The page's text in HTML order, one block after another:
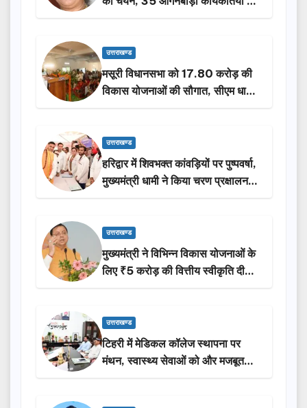
होंगी सम्मानित…
उत्तराखण्ड
मसूरी विधानसभा को 17.80 करोड़ की
विकास योजनाओं की सौगात, सीएम धामी
ने किया लोकार्पण-शिलान्यास.
उत्तराखण्ड
हरिद्वार में शिवभक्त कांवड़ियों पर पुष्पवर्षा,
मुख्यमंत्री धामी ने किया चरण प्रक्षालन…
उत्तराखण्ड
मुख्यमंत्री ने विभिन्न विकास योजनाओं के
लिए ₹5 करोड़ की वित्तीय स्वीकृति दी…
उत्तराखण्ड
टिहरी में मेडिकल कॉलेज स्थापना पर
मंथन, स्वास्थ्य सेवाओं को और मजबूत
करेगी सरकार: मुख्यमंत्री धामी…